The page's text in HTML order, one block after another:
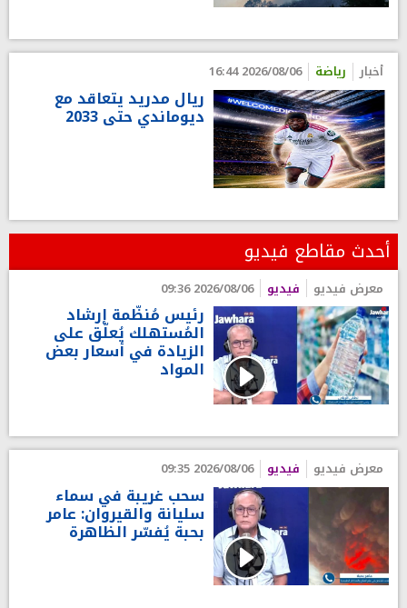
أخبار رياضة 2026/08/06 16:44
ريال مدريد يتعاقد مع
ديوماندي حتى 2033
أحدث مقاطع فيديو
معرض فيديو فيديو 2026/08/06 09:36
رئيس مُنظّمة إرشاد
المُستهلك يُعلّق على
الزيادة في أسعار بعض
المواد
معرض فيديو فيديو 2026/08/06 09:35
سحب غريبة في سماء
سليانة والقيروان: عامر
بحبة يُفسّر الظاهرة